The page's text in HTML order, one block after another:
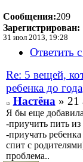
Сообщения:209
Зарегистрирован:
31 июл 2013, 19:28
Ответить
Re: 5 вещей,
ребенка до года
Настёна» 21
Я бы еще
-приучить пить
-приучать
спит с
проблема..